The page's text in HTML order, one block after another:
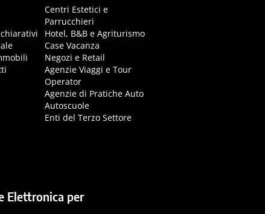
Centri Estetici e
Parrucchieri
Hotel, B&B e Agriturismo
Case Vacanza
Negozi e Retail
Agenzie Viaggi e Tour
Operator
Agenzie di Pratiche Auto
Autoscuole
Enti del Terzo Settore
Elettronica per